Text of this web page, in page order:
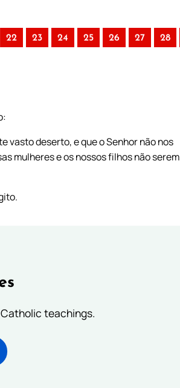
22 23 24 25 26 27 28
vasto deserto, e que o Senhor não nos
mulheres e os nossos filhos não serem
teachings.